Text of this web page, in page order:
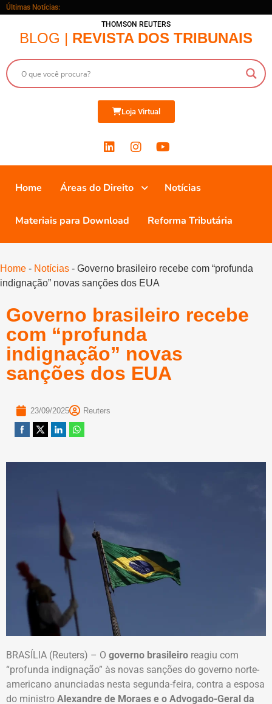
Últimas Notícias:
THOMSON REUTERS
BLOG | REVISTA DOS TRIBUNAIS
Loja Virtual
Home Áreas do Direito Notícias
Materiais para Download Reforma Tributária
Home - Notícias - Governo brasileiro recebe com “profunda
indignação” novas sanções dos EUA
Governo brasileiro recebe
com “profunda
indignação” novas
sanções dos EUA
23/09/2025 Reuters
BRASÍLIA (Reuters) – O governo brasileiro reagiu com
“profunda indignação” às novas sanções do governo norte-
americano anunciadas nesta segunda-feira, contra a esposa
do ministro Alexandre de Moraes e o Advogado-Geral da